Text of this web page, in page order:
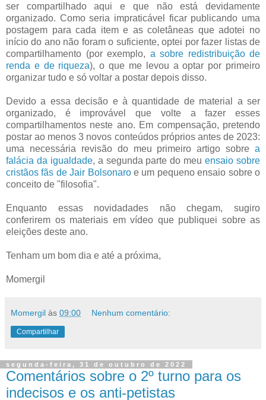
ser compartilhado aqui e que não está devidamente
organizado. Como seria impraticável ficar publicando uma
postagem para cada item e as coletâneas que adotei no
início do ano não foram o suficiente, optei por fazer listas de
compartilhamento (por exemplo, a sobre redistribuição de
renda e de riqueza), o que me levou a optar por primeiro
organizar tudo e só voltar a postar depois disso.
Devido a essa decisão e à quantidade de material a ser
organizado, é improvável que volte a fazer esses
compartilhamentos neste ano. Em compensação, pretendo
postar ao menos 3 novos conteúdos próprios antes de 2023:
uma necessária revisão do meu primeiro artigo sobre a
falácia da igualdade, a segunda parte do meuensaio sobre
cristãos fãs de Jair Bolsonaroe um pequeno ensaio sobre o
conceito de "filosofia".
Enquanto essas novidadades não chegam, sugiro
conferirem os materiais em vídeo que publiquei sobre as
eleições deste ano.
Tenham um bom dia e até a próxima,
Momergil
Momergil às 09:00 Nenhum comentário:
Compartilhar
segunda-feira, 31 de outubro de 2022
Comentários sobre o 2º turno para os
indecisos e os anti-petistas